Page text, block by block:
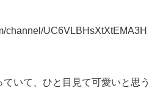
channel/UC6VLBHsXtXtEMA3H
いて、ひと目見て可愛いと思う